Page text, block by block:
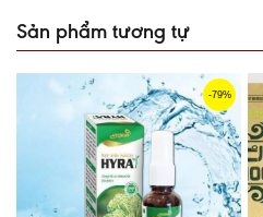
Sản phẩm tương tự
-79%